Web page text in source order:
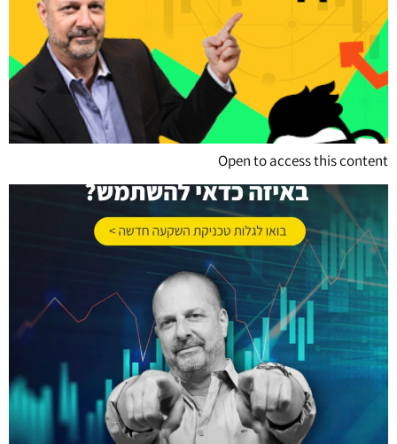
Open to access this content